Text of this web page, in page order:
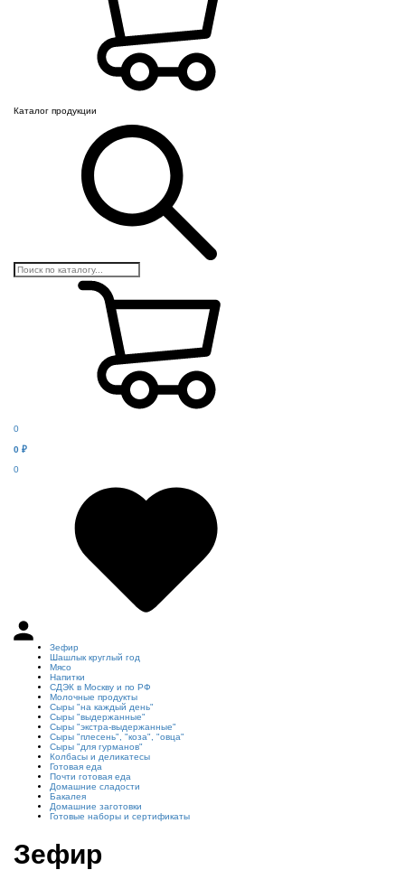
Каталог продукции
0
0 ₽
0
Зефир
Шашлык круглый год
Мясо
Напитки
СДЭК в Москву и по РФ
Молочные продукты
Сыры "на каждый день"
Сыры "выдержанные"
Сыры "экстра-выдержанные"
Сыры "плесень", "коза", "овца"
Сыры "для гурманов"
Колбасы и деликатесы
Готовая еда
Почти готовая еда
Домашние сладости
Бакалея
Домашние заготовки
Готовые наборы и сертификаты
Зефир